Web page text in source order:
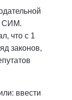
СИМ.
что с 1
законов,
ввести